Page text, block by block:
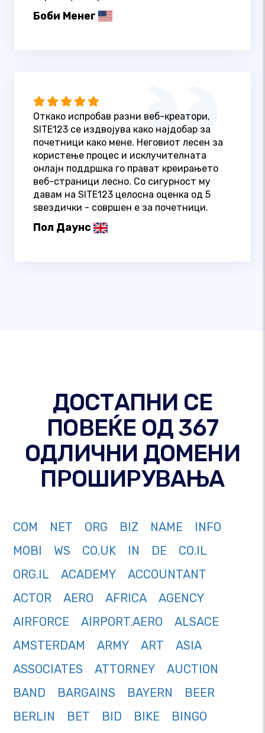
Боби Менег
Откако испробав разни веб-креатори,
SITE123 се издвојува како најдобар за
почетници како мене. Неговиот лесен за
користење процес и исклучителната
онлајн поддршка го прават креирањето
веб-страници лесно. Со сигурност му
давам на SITE123 целосна оценка од 5
ѕвездички - совршен е за почетници.
Пол Даунс
ДОСТАПНИ СЕ
ПОВЕЌЕ ОД 367
ОДЛИЧНИ ДОМЕНИ
ПРОШИРУВАЊА
COM NET ORG BIZ NAME
INFO
MOBI
WS CO.UK IN DE
CO.IL
ORG.IL
ACADEMY
ACCOUNTANT
ACTOR
AERO AFRICA
AGENCY
AIRFORCE
AIRPORT.AERO
ALSACE
AMSTERDAM
ARMY ART
ASIA
ASSOCIATES
ATTORNEY
AUCTION
BAND
BARGAINS BAYERN
BEER
BERLIN
BET BID BIKE
BINGO